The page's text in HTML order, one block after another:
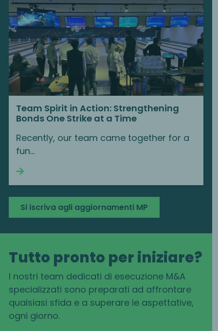
Team Spirit in Action: Strengthening
Bonds One Strike at a Time
Recently, our team came together for a
fun…
Si iscriva agli aggiornamenti MP
Tutto pronto per iniziare?
I nostri team dedicati di esecuzione M&A
specializzati sono preparati ad affrontare
qualsiasi sfida e a superare le aspettative,
ogni giorno.